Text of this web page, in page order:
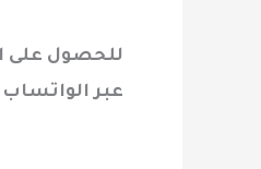
للحصول على
عبر